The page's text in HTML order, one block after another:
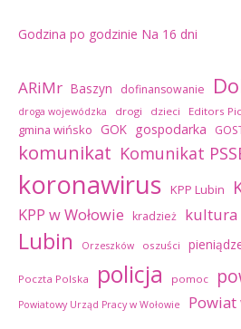
Godzina po godzinie Na 16 dni
ARiMr Baszyn dofinansowanie
droga wojewódzka drogi dzieci Editors
gmina wińsko GOK gospodarka
komunikat Komunikat
koronawirus KPP Lubin
KPP w Wołowie kradzież kultura
Lubin Orzeszków oszuści
Poczta Polska policja pomoc
Powiatowy Urząd Pracy w Wołowie Powiat